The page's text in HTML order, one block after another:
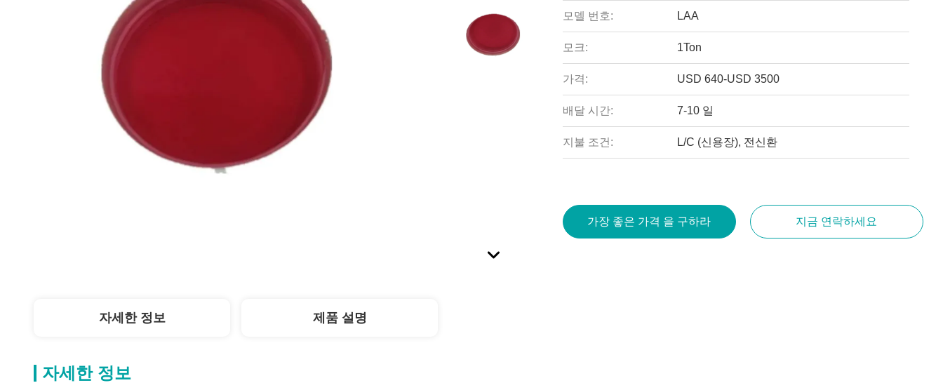
모델 번호: LAA
모크: 1Ton
가격: USD 640-USD 3500
배달 시간: 7-10 일
지불 조건: L/C (신용장), 전신환
가장 좋은 가격 을 구하라 지금 연락하세요
자세한 정보 제품 설명
자세한 정보